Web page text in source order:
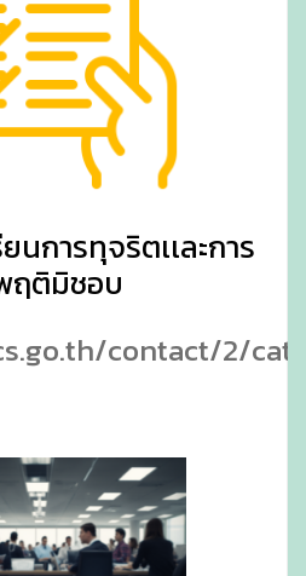
นการทุจริตเเละการ
ฤติมิชอบ
contact/2/